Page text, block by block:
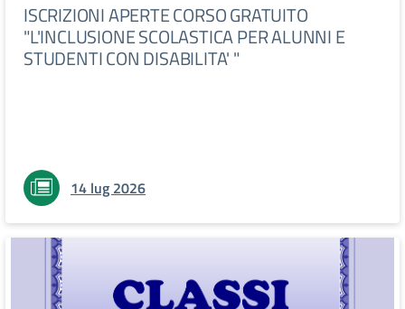
ISCRIZIONI APERTE CORSO GRATUITO
"L'INCLUSIONE SCOLASTICA PER ALUNNI E
STUDENTI CON DISABILITA' "
14 lug 2026